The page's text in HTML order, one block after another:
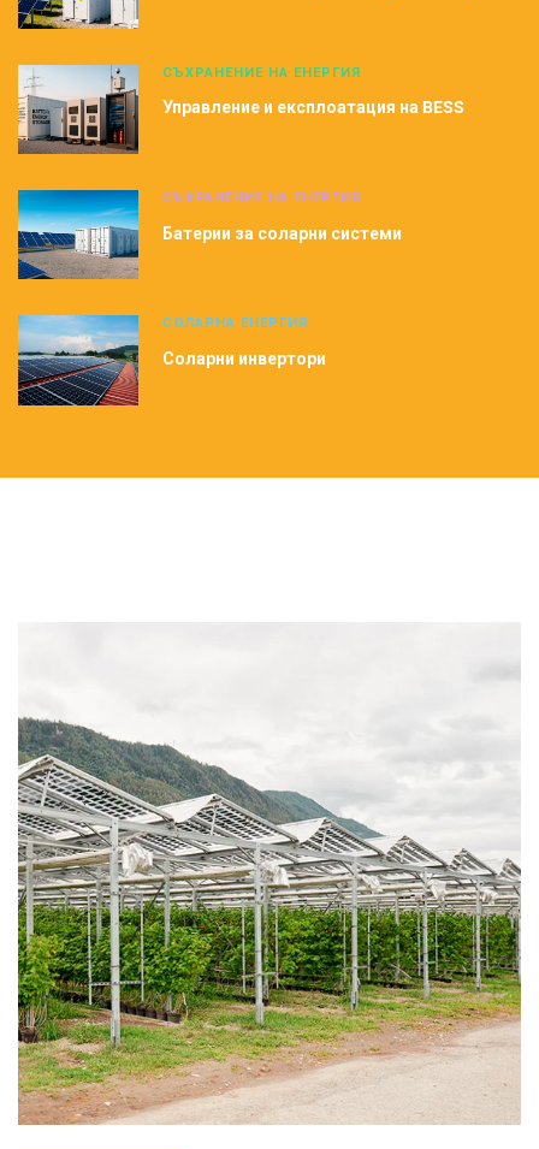
СЪХРАНЕНИЕ НА ЕНЕРГИЯ
Управление и експлоатация на BESS
СЪХРАНЕНИЕ НА ЕНЕРГИЯ
Батерии за соларни системи
СОЛАРНА ЕНЕРГИЯ
Соларни инвертори